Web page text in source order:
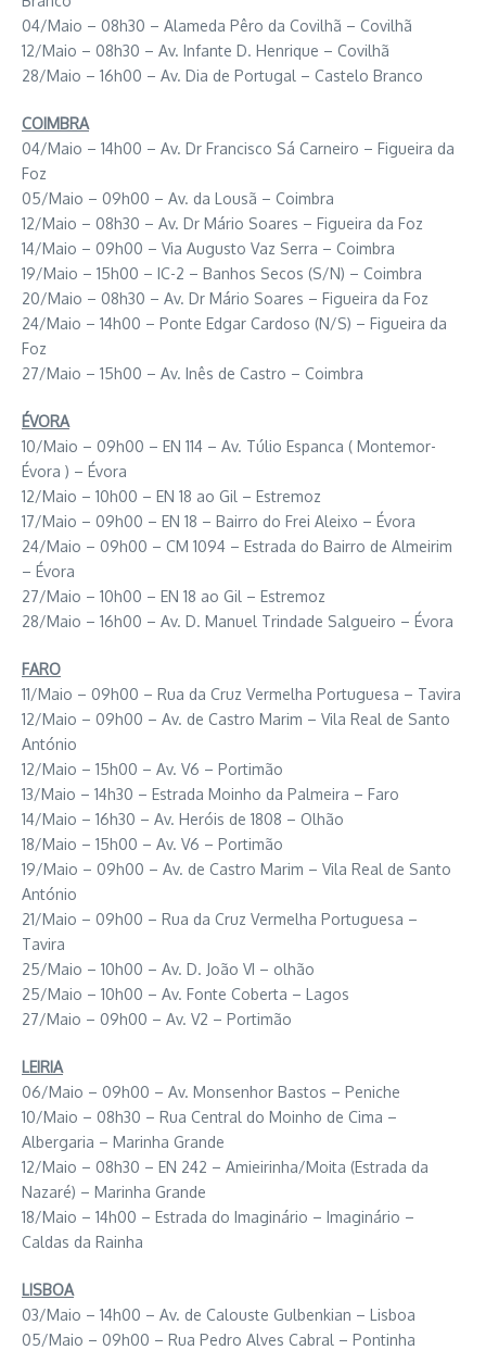
04/Maio – 08h30 – Alameda Pêro da Covilhã – Covilhã
12/Maio – 08h30 – Av. Infante D. Henrique – Covilhã
28/Maio – 16h00 – Av. Dia de Portugal – Castelo Branco
COIMBRA
04/Maio – 14h00 – Av. Dr Francisco Sá Carneiro – Figueira da
Foz
05/Maio – 09h00 – Av. da Lousã – Coimbra
12/Maio – 08h30 – Av. Dr Mário Soares – Figueira da Foz
14/Maio – 09h00 – Via Augusto Vaz Serra – Coimbra
19/Maio – 15h00 – IC-2 – Banhos Secos (S/N) – Coimbra
20/Maio – 08h30 – Av. Dr Mário Soares – Figueira da Foz
24/Maio – 14h00 – Ponte Edgar Cardoso (N/S) – Figueira da
Foz
27/Maio – 15h00 – Av. Inês de Castro – Coimbra
ÉVORA
10/Maio – 09h00 – EN 114 – Av. Túlio Espanca ( Montemor-
Évora ) – Évora
12/Maio – 10h00 – EN 18 ao Gil – Estremoz
17/Maio – 09h00 – EN 18 – Bairro do Frei Aleixo – Évora
24/Maio – 09h00 – CM 1094 – Estrada do Bairro de Almeirim
– Évora
27/Maio – 10h00 – EN 18 ao Gil – Estremoz
28/Maio – 16h00 – Av. D. Manuel Trindade Salgueiro – Évora
FARO
11/Maio – 09h00 – Rua da Cruz Vermelha Portuguesa – Tavira
12/Maio – 09h00 – Av. de Castro Marim – Vila Real de Santo
António
12/Maio – 15h00 – Av. V6 – Portimão
13/Maio – 14h30 – Estrada Moinho da Palmeira – Faro
14/Maio – 16h30 – Av. Heróis de 1808 – Olhão
18/Maio – 15h00 – Av. V6 – Portimão
19/Maio – 09h00 – Av. de Castro Marim – Vila Real de Santo
António
21/Maio – 09h00 – Rua da Cruz Vermelha Portuguesa –
Tavira
25/Maio – 10h00 – Av. D. João VI – olhão
25/Maio – 10h00 – Av. Fonte Coberta – Lagos
27/Maio – 09h00 – Av. V2 – Portimão
LEIRIA
06/Maio – 09h00 – Av. Monsenhor Bastos – Peniche
10/Maio – 08h30 – Rua Central do Moinho de Cima –
Albergaria – Marinha Grande
12/Maio – 08h30 – EN 242 – Amieirinha/Moita (Estrada da
Nazaré) – Marinha Grande
18/Maio – 14h00 – Estrada do Imaginário – Imaginário –
Caldas da Rainha
LISBOA
03/Maio – 14h00 – Av. de Calouste Gulbenkian – Lisboa
05/Maio – 09h00 – Rua Pedro Alves Cabral – Pontinha